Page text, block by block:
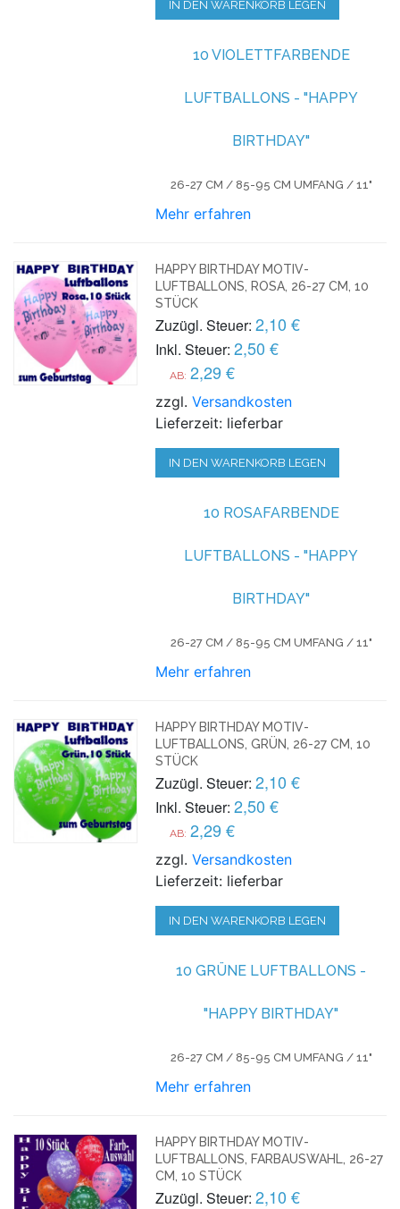
IN DEN WARENKORB LEGEN
10 VIOLETTFARBENDE
LUFTBALLONS - "HAPPY
BIRTHDAY"
26-27 CM / 85-95 CM UMFANG / 11"
Mehr erfahren
HAPPY BIRTHDAY MOTIV-
LUFTBALLONS, ROSA, 26-27 CM, 10
STÜCK
Zuzügl. Steuer: 2,10 €
Inkl. Steuer: 2,50 €
AB: 2,29 €
zzgl.Versandkosten
Lieferzeit: lieferbar
IN DEN WARENKORB LEGEN
10 ROSAFARBENDE
LUFTBALLONS - "HAPPY
BIRTHDAY"
26-27 CM / 85-95 CM UMFANG / 11"
Mehr erfahren
HAPPY BIRTHDAY MOTIV-
LUFTBALLONS, GRÜN, 26-27 CM, 10
STÜCK
Zuzügl. Steuer: 2,10 €
Inkl. Steuer: 2,50 €
AB: 2,29 €
zzgl.Versandkosten
Lieferzeit: lieferbar
IN DEN WARENKORB LEGEN
10 GRÜNE LUFTBALLONS -
"HAPPY BIRTHDAY"
26-27 CM / 85-95 CM UMFANG / 11"
Mehr erfahren
HAPPY BIRTHDAY MOTIV-
LUFTBALLONS, FARBAUSWAHL, 26-27
CM, 10 STÜCK
Zuzügl. Steuer: 2,10 €